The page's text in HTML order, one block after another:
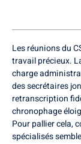
Les réunions du
travail précieux.
charge
des secrétaires
retranscription
chronophage
Pour pallier cela,
spécialisés